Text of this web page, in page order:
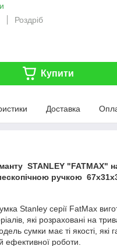
Роздріб
Купити
Доставка
STANLEY "FATMAX"
ручкою
Stanley серії FatMax
які розраховані на
сумки має ті якості, які
ефективної роботи.